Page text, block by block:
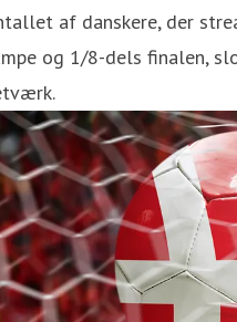
af danskere, der
og 1/8-dels finalen,